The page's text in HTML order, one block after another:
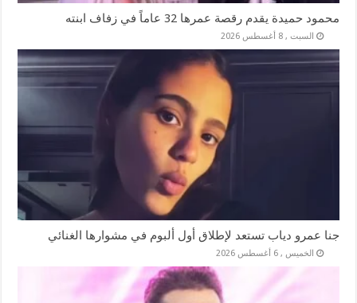
محمود حميدة يقدم رقصة عمرها 32 عاماً في زفاف ابنته
السبت , 8 أغسطس 2026
جنا عمرو دياب تستعد لإطلاق أول ألبوم في مشوارها الغنائي
الخميس , 6 أغسطس 2026